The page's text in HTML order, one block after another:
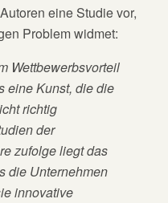
eine Studie vor,
Problem widmet:
Wettbewerbsvorteil
eine Kunst, die die
richtig
der
zufolge liegt das
die Unternehmen
innovative